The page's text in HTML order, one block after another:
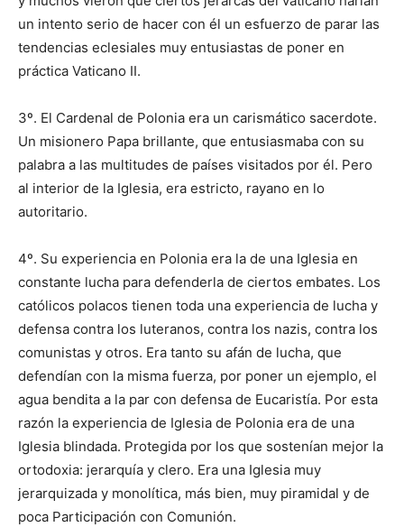
un intento serio de hacer con él un esfuerzo de parar las
tendencias eclesiales muy entusiastas de poner en
práctica Vaticano II.
3º. El Cardenal de Polonia era un carismático sacerdote.
Un misionero Papa brillante, que entusiasmaba con su
palabra a las multitudes de países visitados por él. Pero
al interior de la Iglesia, era estricto, rayano en lo
autoritario.
4º. Su experiencia en Polonia era la de una Iglesia en
constante lucha para defenderla de ciertos embates. Los
católicos polacos tienen toda una experiencia de lucha y
defensa contra los luteranos, contra los nazis, contra los
comunistas y otros. Era tanto su afán de lucha, que
defendían con la misma fuerza, por poner un ejemplo, el
agua bendita a la par con defensa de Eucaristía. Por esta
razón la experiencia de Iglesia de Polonia era de una
Iglesia blindada. Protegida por los que sostenían mejor la
ortodoxia: jerarquía y clero. Era una Iglesia muy
jerarquizada y monolítica, más bien, muy piramidal y de
poca Participación con Comunión.